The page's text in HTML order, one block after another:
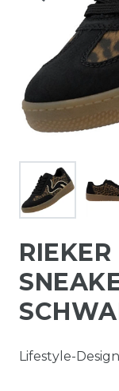
Lifestyle-